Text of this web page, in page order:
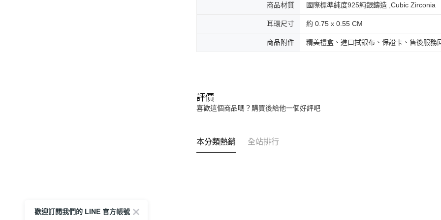
商品材質 國際標準純度925純銀鑄造 ,Cubic Zirconia
耳環尺寸 約 0.75 x 0.55 CM
商品附件 精美禮盒、進口拭銀布、保證卡、售後服務
評價
喜歡這個商品嗎？購買後給他一個好評吧
本分類熱銷 全站排行
歡迎訂閱我們的 LINE 官方帳號